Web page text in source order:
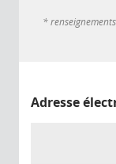
*
Adresse